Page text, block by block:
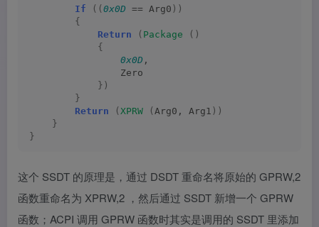
If (( 0x0D == Arg0 ))
{
Return
( Package
()
{
0x0D ,
                Zero
})
}
Return
( XPRW ( Arg0, Arg1 ))
}
}
这个 SSDT 的原理是，通过 DSDT 重命名将原始的 GPRW,2
函数重命名为 XPRW,2 ，然后通过 SSDT 新增一个 GPRW
函数；ACPI 调用 GPRW 函数时其实是调用的 SSDT 里添加